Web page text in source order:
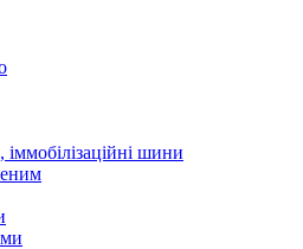
шини